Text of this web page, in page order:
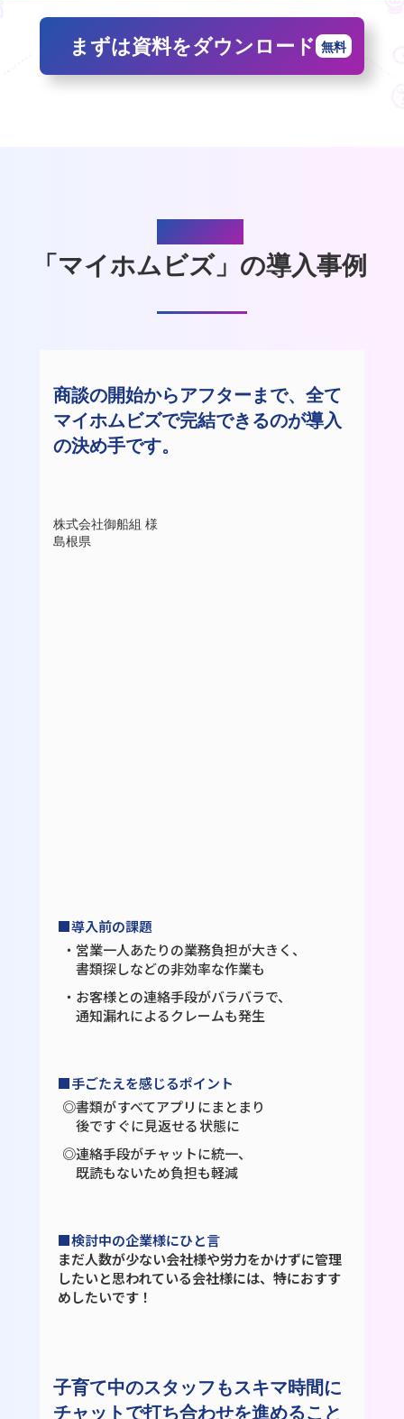
まずは資料をダウンロード 無料
「マイホムビズ」の導入事例
商談の開始からアフターまで、全て
マイホムビズで完結できるのが導入
の決め手です。
株式会社御船組 様
島根県
■導入前の課題
・営業一人あたりの業務負担が大きく、
書類探しなどの非効率な作業も
・お客様との連絡手段がバラバラで、
通知漏れによるクレームも発生
■手ごたえを感じるポイント
◎書類がすべてアプリにまとまり
後ですぐに見返せる状態に
◎連絡手段がチャットに統一、
既読もないため負担も軽減
■検討中の企業様にひと言
まだ人数が少ない会社様や労力をかけずに管理
したいと思われている会社様には、特におすす
めしたいです！
子育て中のスタッフもスキマ時間に
チャットで打ち合わせを進めること